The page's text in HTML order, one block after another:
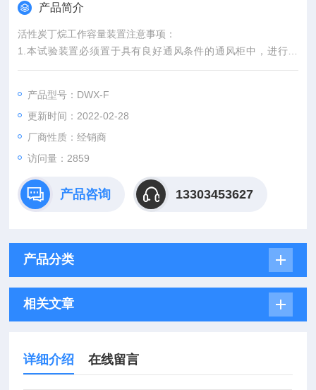
产品简介
活性炭丁烷工作容量装置注意事项：
1.本试验装置必须置于具有良好通风条件的通风柜中，进行测
定。
产品型号：DWX-F
更新时间：2022-02-28
厂商性质：经销商
访问量：2859
产品咨询 13303453627
产品分类
相关文章
详细介绍 在线留言